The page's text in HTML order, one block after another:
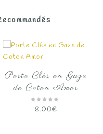
Porte Clés en Gaze
de Coton Amor
8.00€